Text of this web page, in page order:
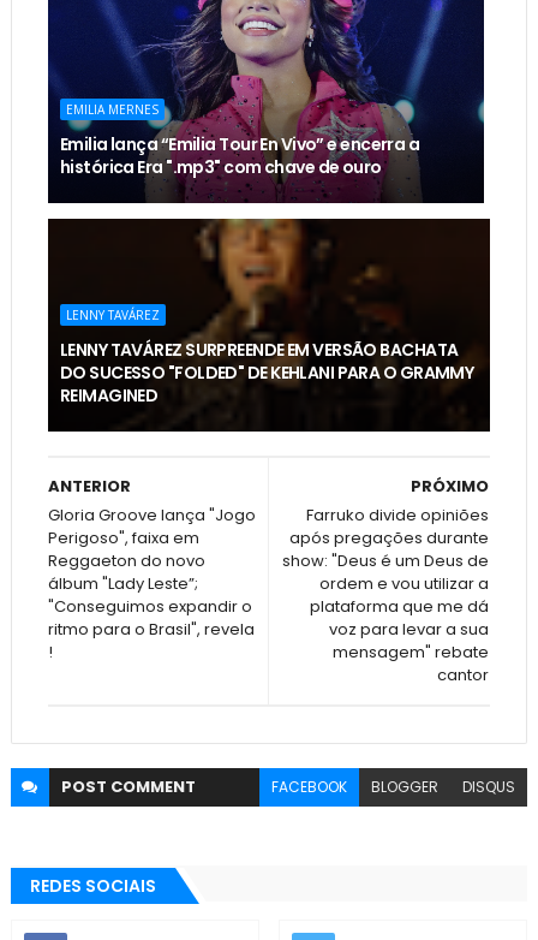
EMILIA MERNES
Emilia lança “Emilia Tour En Vivo” e encerra a
histórica Era ".mp3" com chave de ouro
LENNY TAVÁREZ
LENNY TAVÁREZ SURPREENDE EM VERSÃO BACHATA
DO SUCESSO "FOLDED" DE KEHLANI PARA O GRAMMY
REIMAGINED
PRÓXIMO
Farruko divide opiniões
após pregações durante
show: "Deus é um Deus de
ordem e vou utilizar a
plataforma que me dá
voz para levar a sua
mensagem" rebate
cantor
ANTERIOR
Gloria Groove lança "Jogo
Perigoso", faixa em
Reggaeton do novo
álbum "Lady Leste”;
"Conseguimos expandir o
ritmo para o Brasil", revela
!
POST COMMENT FACEBOOK BLOGGER DISQUS
REDES SOCIAIS